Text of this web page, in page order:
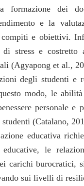
formazione dei
e la
e obiettivi.
di stress e
(Agyapong et al.,
degli studenti
modo, le
personale
(Catalano,
educativa
educative, le
carichi burocratici,
sui livelli di